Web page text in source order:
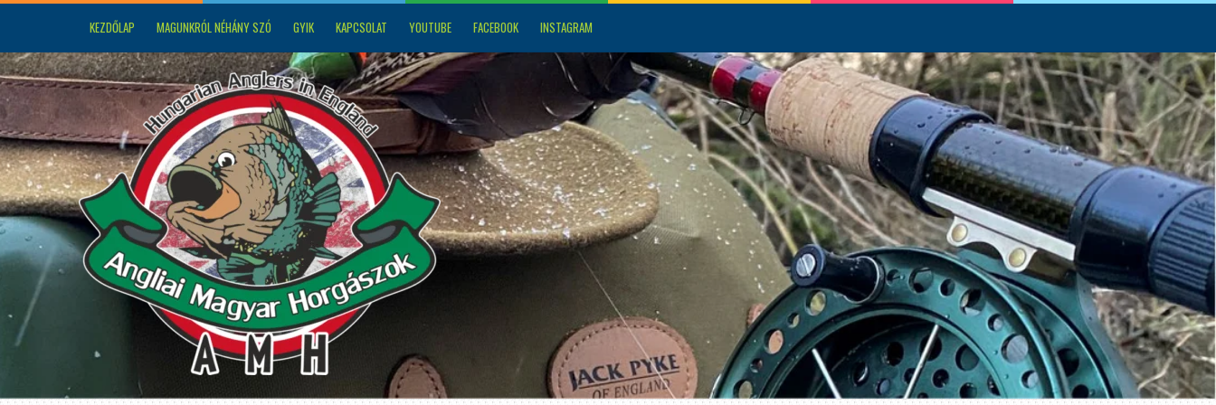
KEZDŐLAP MAGUNKRÓL NÉHÁNY SZÓ GYIK KAPCSOLAT YOUTUBE FACEBOOK INSTAGRAM